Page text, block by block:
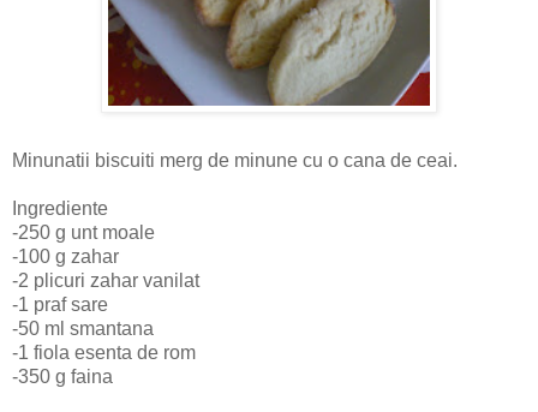
Minunatii biscuiti merg de minune cu o cana de ceai.
Ingrediente
-250 g unt moale
-100 g zahar
-2 plicuri zahar vanilat
-1 praf sare
-50 ml smantana
-1 fiola esenta de rom
-350 g faina